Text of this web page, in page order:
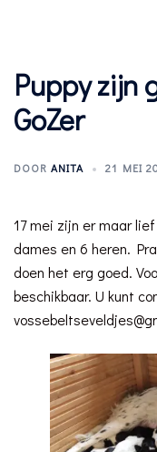
Puppy zijn
GoZer
DOOR ANITA 21 MEI
17 mei zijn er maar
dames en 6 heren.
doen het erg goed.
beschikbaar. U kunt